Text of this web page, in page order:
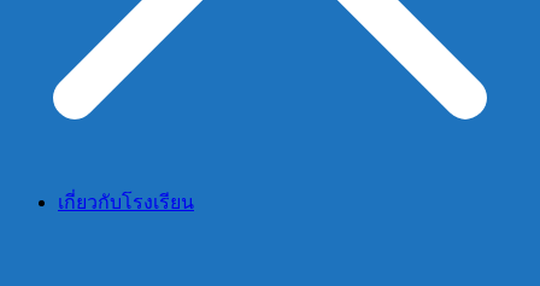
เกี่ยวกับโรงเรียน